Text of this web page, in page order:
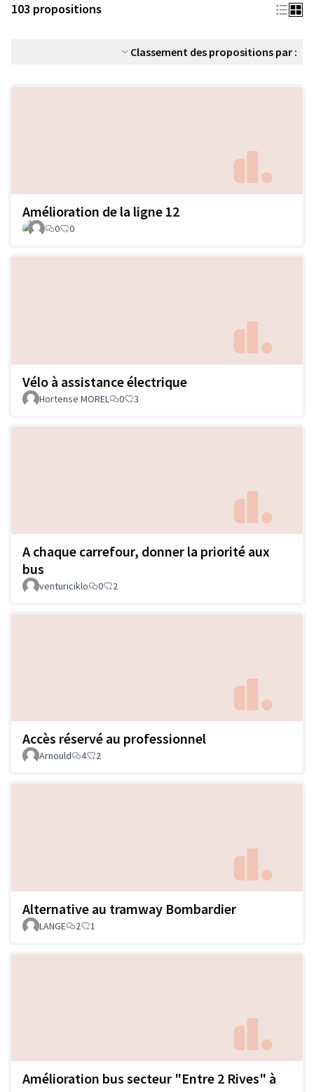
103 propositions
Classement des propositions par :
Amélioration de la ligne 12
0 0
Vélo à assistance électrique
Hortense MOREL 0 3
A chaque carrefour, donner la priorité aux
bus
venturiciklo 0 2
Accès réservé au professionnel
Arnould 4 2
Alternative au tramway Bombardier
LANGE 2 1
Amélioration bus secteur "Entre 2 Rives" à